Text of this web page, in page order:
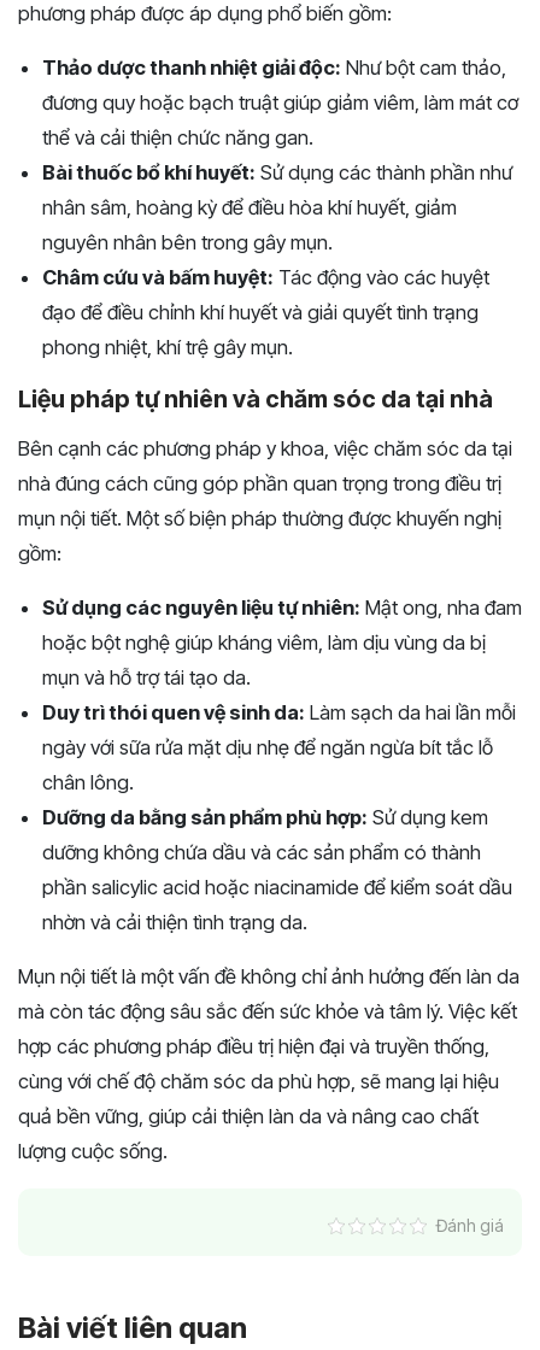
phương pháp được áp dụng phổ biến gồm:
Thảo dược thanh nhiệt giải độc: Như bột cam thảo,
đương quy hoặc bạch truật giúp giảm viêm, làm mát cơ
thể và cải thiện chức năng gan.
Bài thuốc bổ khí huyết: Sử dụng các thành phần như
nhân sâm, hoàng kỳ để điều hòa khí huyết, giảm
nguyên nhân bên trong gây mụn.
Châm cứu và bấm huyệt: Tác động vào các huyệt
đạo để điều chỉnh khí huyết và giải quyết tình trạng
phong nhiệt, khí trệ gây mụn.
Liệu pháp tự nhiên và chăm sóc da tại nhà
Bên cạnh các phương pháp y khoa, việc chăm sóc da tại
nhà đúng cách cũng góp phần quan trọng trong điều trị
mụn nội tiết. Một số biện pháp thường được khuyến nghị
gồm:
Sử dụng các nguyên liệu tự nhiên: Mật ong, nha đam
hoặc bột nghệ giúp kháng viêm, làm dịu vùng da bị
mụn và hỗ trợ tái tạo da.
Duy trì thói quen vệ sinh da: Làm sạch da hai lần mỗi
ngày với sữa rửa mặt dịu nhẹ để ngăn ngừa bít tắc lỗ
chân lông.
Dưỡng da bằng sản phẩm phù hợp: Sử dụng kem
dưỡng không chứa dầu và các sản phẩm có thành
phần salicylic acid hoặc niacinamide để kiểm soát dầu
nhờn và cải thiện tình trạng da.
Mụn nội tiết là một vấn đề không chỉ ảnh hưởng đến làn da
mà còn tác động sâu sắc đến sức khỏe và tâm lý. Việc kết
hợp các phương pháp điều trị hiện đại và truyền thống,
cùng với chế độ chăm sóc da phù hợp, sẽ mang lại hiệu
quả bền vững, giúp cải thiện làn da và nâng cao chất
lượng cuộc sống.
Đánh giá
Bài viết liên quan